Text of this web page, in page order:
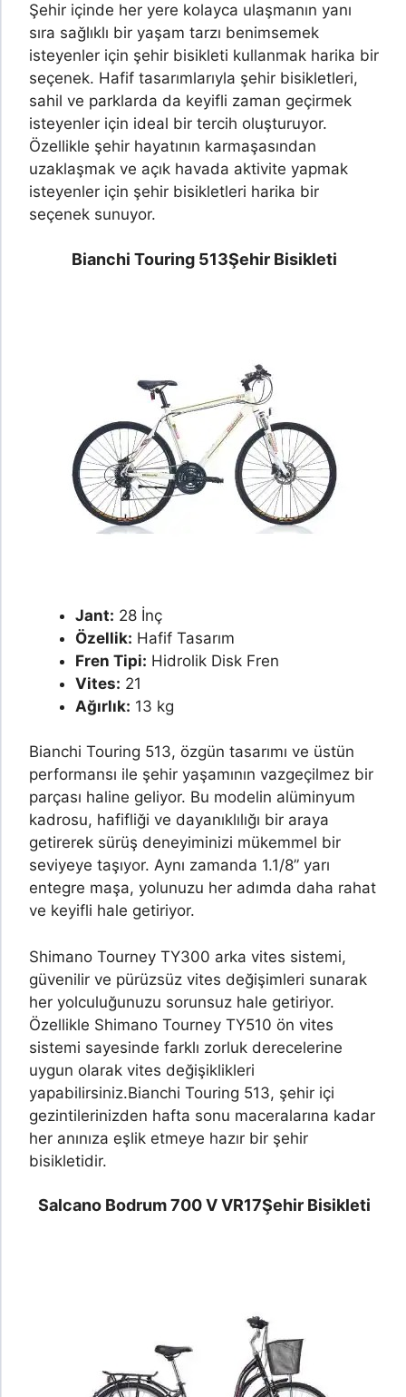
Şehir içinde her yere kolayca ulaşmanın yanı
sıra sağlıklı bir yaşam tarzı benimsemek
isteyenler için şehir bisikleti kullanmak harika bir
seçenek. Hafif tasarımlarıyla şehir bisikletleri,
sahil ve parklarda da keyifli zaman geçirmek
isteyenler için ideal bir tercih oluşturuyor.
Özellikle şehir hayatının karmaşasından
uzaklaşmak ve açık havada aktivite yapmak
isteyenler için şehir bisikletleri harika bir
seçenek sunuyor.
Bianchi Touring 513Şehir Bisikleti
Jant: 28 İnç
Özellik: Hafif Tasarım
Fren Tipi: Hidrolik Disk Fren
Vites: 21
Ağırlık: 13 kg
Bianchi Touring 513, özgün tasarımı ve üstün
performansı ile şehir yaşamının vazgeçilmez bir
parçası haline geliyor. Bu modelin alüminyum
kadrosu, hafifliği ve dayanıklılığı bir araya
getirerek sürüş deneyiminizi mükemmel bir
seviyeye taşıyor. Aynı zamanda 1.1/8” yarı
entegre maşa, yolunuzu her adımda daha rahat
ve keyifli hale getiriyor.
Shimano Tourney TY300 arka vites sistemi,
güvenilir ve pürüzsüz vites değişimleri sunarak
her yolculuğunuzu sorunsuz hale getiriyor.
Özellikle Shimano Tourney TY510 ön vites
sistemi sayesinde farklı zorluk derecelerine
uygun olarak vites değişiklikleri
yapabilirsiniz.Bianchi Touring 513, şehir içi
gezintilerinizden hafta sonu maceralarına kadar
her anınıza eşlik etmeye hazır bir şehir
bisikletidir.
Salcano Bodrum 700 V VR17Şehir Bisikleti